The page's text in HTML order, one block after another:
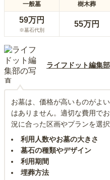
一般墓 樹木葬
59万円
※墓石代別
55万円
ライフドット編集部
お墓は、価格が高いものがよ
はありません。適切な費用で
況に合った区画やプランを選
利用人数やお墓の大きさ
墓石の種類やデザイン
利用期間
埋葬方法